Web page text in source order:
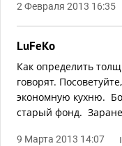
2 Февраля 2013 16:35
LuFeKo
Как определить
говорят.
экономную кухню.
старый фонд.
9 Марта 2013 14:07